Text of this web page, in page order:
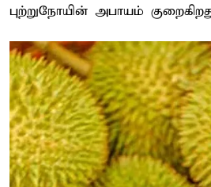
புற்றுநோயின் அபாயம்